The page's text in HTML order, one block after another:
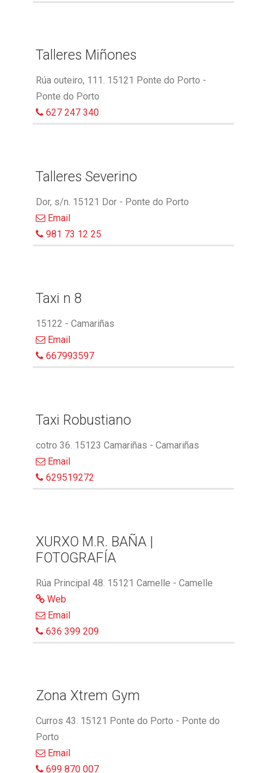
Talleres Miñones
Rúa outeiro, 111. 15121 Ponte do Porto -
Ponte do Porto
627 247 340
Talleres Severino
Dor, s/n. 15121 Dor - Ponte do Porto
Email
981 73 12 25
Taxi n 8
15122 - Camariñas
Email
667993597
Taxi Robustiano
cotro 36. 15123 Camariñas - Camariñas
Email
629519272
XURXO M.R. BAÑA |
FOTOGRAFÍA
Rúa Principal 48. 15121 Camelle - Camelle
Web
Email
636 399 209
Zona Xtrem Gym
Curros 43. 15121 Ponte do Porto - Ponte do
Porto
Email
699 870 007